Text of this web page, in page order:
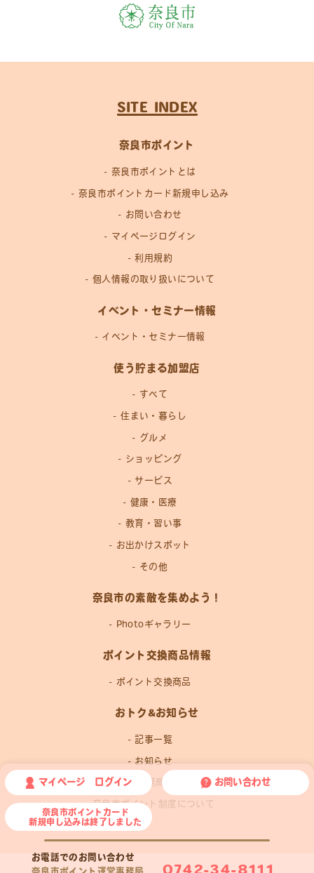
SITE INDEX
奈良市ポイント
奈良市ポイントとは
奈良市ポイントカード新規申し込み
お問い合わせ
マイページログイン
利用規約
個人情報の取り扱いについて
イベント・セミナー情報
イベント・セミナー情報
使う貯まる加盟店
すべて
住まい・暮らし
グルメ
ショッピング
サービス
健康・医療
教育・習い事
お出かけスポット
その他
奈良市の素敵を集めよう！
Photoギャラリー
ポイント交換商品情報
ポイント交換商品
おトク&お知らせ
記事一覧
お知らせ
運営事務局news
奈良市ポイント制度について
マイページ ログイン お問い合わせ
奈良市ポイントカード
新規申し込みは終了しました
お電話でのお問い合わせ
奈良市ポイント運営事務局0742-34-8111